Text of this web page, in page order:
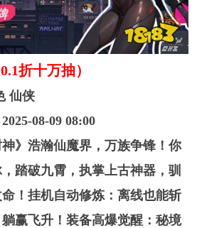
折十万抽）
仙侠
08-09 08:00
》浩瀚仙魔界，万族争锋！你
踏破九霄，执掌上古神器，驯
！挂机自动修炼：离线也能斩
赢飞升！装备高爆觉醒：秘境